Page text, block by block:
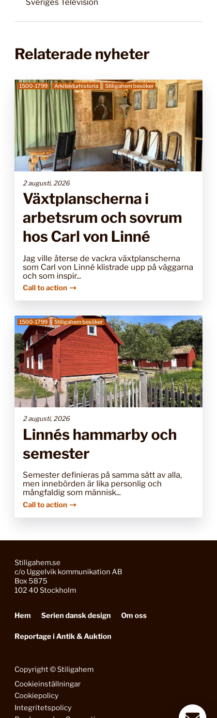
Relaterade nyheter
1500-1799 Arkitekturhistoria Stiligahem besöker
2 augusti, 2026
Växtplanscherna i
arbetsrum och sovrum
hos Carl von Linné
Jag ville återse de vackra växtplanscherna
som Carl von Linné klistrade upp på väggarna
och som inspir...
Call to action
1500-1799 Stiligahem besöker
2 augusti, 2026
Linnés hammarby och
semester
Semester definieras på samma sätt av alla,
men innebörden är lika personlig och
mångfaldig som människ...
Call to action
Stiligahem.se
c/o Uggelvik kommunikation AB
Box 5875
102 40 Stockholm
Hem Serien dansk design Om oss
Reportage i Antik & Auktion
Copyright © Stiligahem
Cookieinställningar
Cookiepolicy
Integritetspolicy